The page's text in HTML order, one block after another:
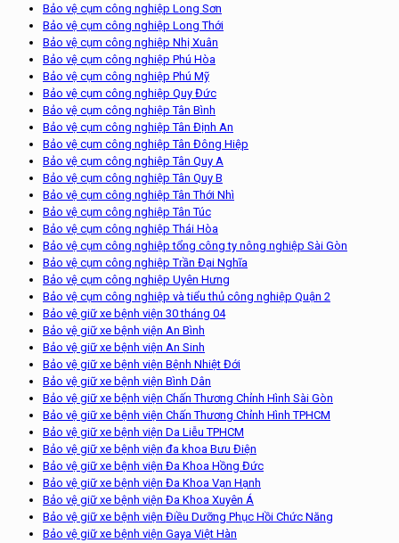
Bảo vệ cụm công nghiệp Long Sơn
Bảo vệ cụm công nghiệp Long Thới
Bảo vệ cụm công nghiệp Nhị Xuân
Bảo vệ cụm công nghiệp Phú Hòa
Bảo vệ cụm công nghiệp Phú Mỹ
Bảo vệ cụm công nghiệp Quy Đức
Bảo vệ cụm công nghiệp Tân Bình
Bảo vệ cụm công nghiệp Tân Định An
Bảo vệ cụm công nghiệp Tân Đông Hiệp
Bảo vệ cụm công nghiệp Tân Quy A
Bảo vệ cụm công nghiệp Tân Quy B
Bảo vệ cụm công nghiệp Tân Thới Nhì
Bảo vệ cụm công nghiệp Tân Túc
Bảo vệ cụm công nghiệp Thái Hòa
Bảo vệ cụm công nghiệp tổng công ty nông nghiệp Sài Gòn
Bảo vệ cụm công nghiệp Trần Đại Nghĩa
Bảo vệ cụm công nghiệp Uyên Hưng
Bảo vệ cụm công nghiệp và tiểu thủ công nghiệp Quận 2
Bảo vệ giữ xe bệnh viện 30 tháng 04
Bảo vệ giữ xe bệnh viện An Bình
Bảo vệ giữ xe bệnh viện An Sinh
Bảo vệ giữ xe bệnh viện Bệnh Nhiệt Đới
Bảo vệ giữ xe bệnh viện Bình Dân
Bảo vệ giữ xe bệnh viện Chấn Thương Chỉnh Hình Sài Gòn
Bảo vệ giữ xe bệnh viện Chấn Thương Chỉnh Hình TPHCM
Bảo vệ giữ xe bệnh viện Da Liễu TPHCM
Bảo vệ giữ xe bệnh viện đa khoa Bưu Điện
Bảo vệ giữ xe bệnh viện Đa Khoa Hồng Đức
Bảo vệ giữ xe bệnh viện Đa Khoa Vạn Hạnh
Bảo vệ giữ xe bệnh viện Đa Khoa Xuyên Á
Bảo vệ giữ xe bệnh viện Điều Dưỡng Phục Hồi Chức Năng
Bảo vệ giữ xe bệnh viện Gaya Việt Hàn